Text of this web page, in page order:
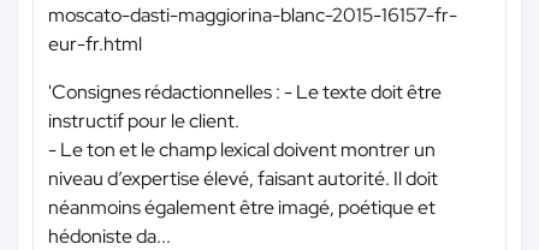
moscato-dasti-maggiorina-blanc-2015-16157-fr-
eur-fr.html
'Consignes rédactionnelles : - Le texte doit être
instructif pour le client.
- Le ton et le champ lexical doivent montrer un
niveau d’expertise élevé, faisant autorité. Il doit
néanmoins également être imagé, poétique et
hédoniste da...